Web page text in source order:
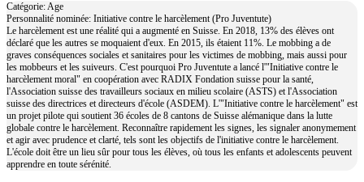
Catégorie: Age
Personnalité nominée: Initiative contre le harcèlement (Pro Juventute)
Le harcèlement est une réalité qui a augmenté en Suisse. En 2018, 13% des élèves ont
déclaré que les autres se moquaient d'eux. En 2015, ils étaient 11%. Le mobbing a de
graves conséquences sociales et sanitaires pour les victimes de mobbing, mais aussi pour
les mobbeurs et les suiveurs. C'est pourquoi Pro Juventute a lancé l'"Initiative contre le
harcèlement moral" en coopération avec RADIX Fondation suisse pour la santé,
l'Association suisse des travailleurs sociaux en milieu scolaire (ASTS) et l'Association
suisse des directrices et directeurs d'école (ASDEM). L'"Initiative contre le harcèlement" est
un projet pilote qui soutient 36 écoles de 8 cantons de Suisse alémanique dans la lutte
globale contre le harcèlement. Reconnaître rapidement les signes, les signaler anonymement
et agir avec prudence et clarté, tels sont les objectifs de l'initiative contre le harcèlement.
L'école doit être un lieu sûr pour tous les élèves, où tous les enfants et adolescents peuvent
apprendre en toute sérénité.